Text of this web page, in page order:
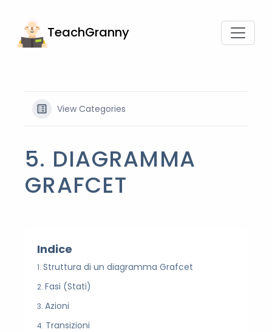
TeachGranny
View Categories
5. DIAGRAMMA
GRAFCET
Indice
Struttura di un diagramma Grafcet
Fasi (Stati)
Azioni
Transizioni